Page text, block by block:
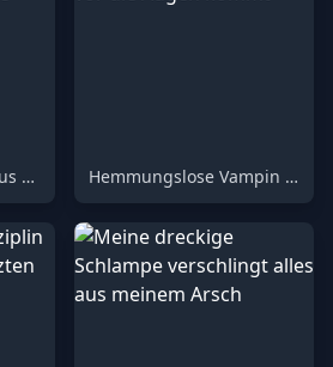
Eine gewaltige Flut aus Dreck und Abfall für eine wahrhaft schmutzige Schlampe Hemmungslose Vampin verschlingt alles, was ihr vor die Augen kommt